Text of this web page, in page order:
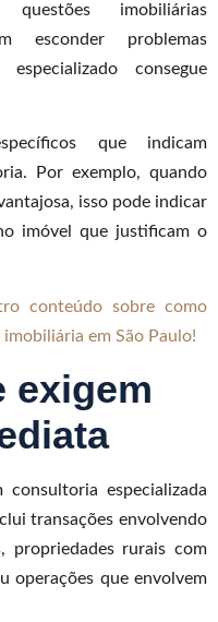
imobiliárias
esconder problemas
consegue
que indicam
Por exemplo, quando
isso pode indicar
imóvel que justificam o
conteúdo sobre como
em São Paulo!
exigem
consultoria especializada
transações envolvendo
propriedades rurais com
operações que envolvem